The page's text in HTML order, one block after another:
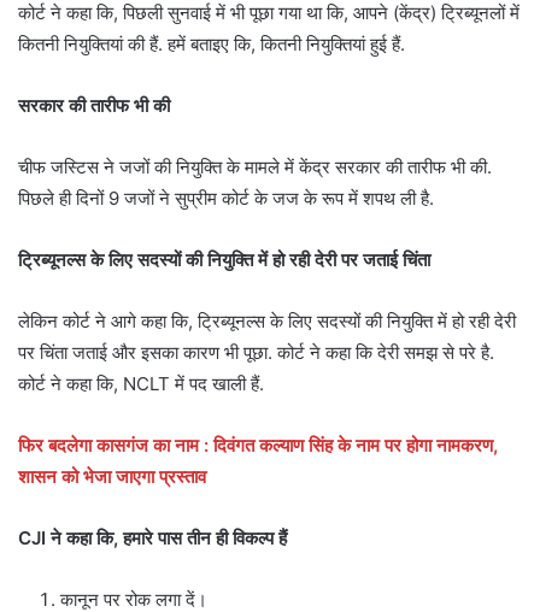
कोर्ट ने कहा कि, पिछली सुनवाई में भी पूछा गया था कि, आपने (केंद्र) ट्रिब्यूनलों में
कितनी नियुक्तियां की हैं. हमें बताइए कि, कितनी नियुक्तियां हुई हैं.
सरकार की तारीफ भी की
चीफ जस्टिस ने जजों की नियुक्ति के मामले में केंद्र सरकार की तारीफ भी की.
पिछले ही दिनों 9 जजों ने सुप्रीम कोर्ट के जज के रूप में शपथ ली है.
ट्रिब्यूनल्स के लिए सदस्यों की नियुक्ति में हो रही देरी पर जताई चिंता
लेकिन कोर्ट ने आगे कहा कि, ट्रिब्यूनल्स के लिए सदस्यों की नियुक्ति में हो रही देरी
पर चिंता जताई और इसका कारण भी पूछा. कोर्ट ने कहा कि देरी समझ से परे है.
कोर्ट ने कहा कि, NCLT में पद खाली हैं.
फिर बदलेगा कासगंज का नाम : दिवंगत कल्याण सिंह के नाम पर होगा नामकरण,
शासन को भेजा जाएगा प्रस्ताव
CJI ने कहा कि, हमारे पास तीन ही विकल्प हैं
कानून पर रोक लगा दें।